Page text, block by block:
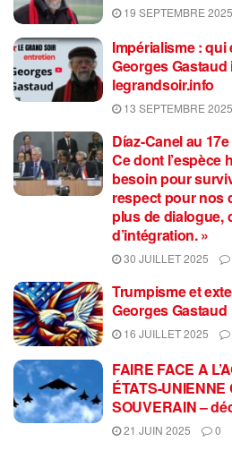
19 SEPTEMBRE 2025
Impérialisme : qui
Georges Gastaud
legrandsoir.info
13 SEPTEMBRE 2025
Díaz-Canel au
Ce dont l’espèce
besoin pour
respect pour nos
plus de dialogue,
d’intégration. »
30 JUILLET 2025
Trumpisme et
Georges Gastaud
16 JUILLET 2025
FAIRE FACE A
ÉTATS-UNIENNE
SOUVERAIN –
21 JUIN 2025 0